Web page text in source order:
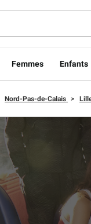
Femmes Enfants
Nord-Pas-de-Calais >